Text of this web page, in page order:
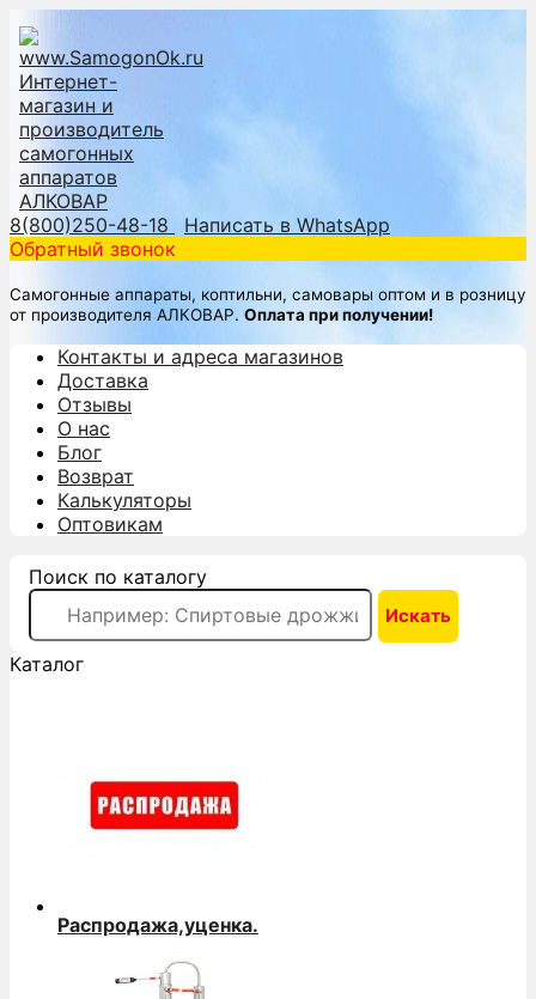
8(800)250-48-18
Написать в WhatsApp
Обратный звонок
Самогонные аппараты, коптильни, самовары оптом и в розницу
от производителя АЛКОВАР. Оплата при получении!
Контакты и адреса магазинов
Доставка
Отзывы
О нас
Блог
Возврат
Калькуляторы
Оптовикам
Поиск по каталогу
Каталог
Распродажа,уценка.